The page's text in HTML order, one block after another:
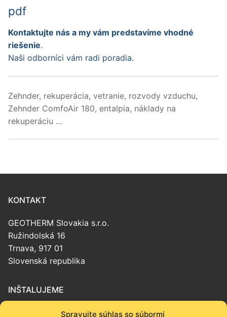
Spravujte súhlas so súbormi
pdf
Kontaktujte nás a my vám predstavíme vhodné
riešenie.
Naši odborníci vám radi poradia.
Zehnder, rekuperácia, vetranie, rozvody vzduchu,
Zehnder ComfoAir 180, entalpia, náklady na
rekuperáciu …
KONTAKT
GEOTHERM Slovakia s.r.o.
Ružindolská 16
Trnava, 917 01
Slovenská republika
INŠTALUJEME
Tepelné čerpadlá